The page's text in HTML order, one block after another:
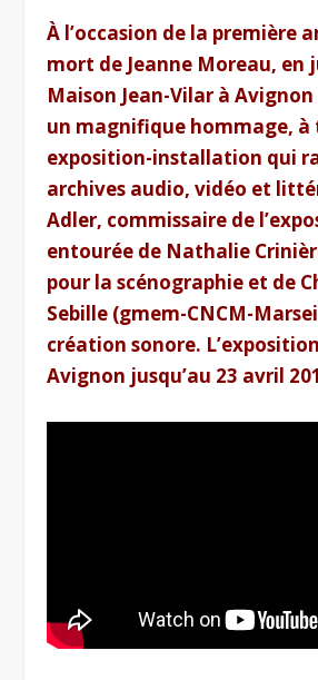
À l’occasion de la première
mort de Jeanne Moreau, en
Maison Jean-Vilar à
un magnifique hommage, à
exposition-installation qui
archives audio, vidéo et
Adler, commissaire de
entourée de Nathalie
pour la scénographie et de
Sebille (gmem-CNCM-
création sonore.
Avignon jusqu’au 23 avril